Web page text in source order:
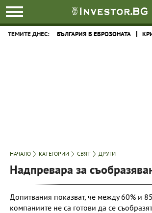
ТЕМИТЕ ДНЕС: БЪЛГАРИЯ В ЕВРОЗОНАТА
НАЧАЛО КАТЕГОРИИ СВЯТ ДРУГИ
Надпревара за
Допитвания показват, че между 60% и
компаниите не са готови да се